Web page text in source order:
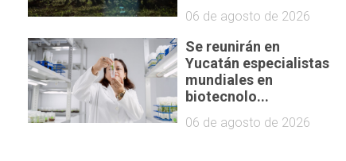
06 de agosto de 2026
Se reunirán en
Yucatán especialistas
mundiales en
biotecnolo...
06 de agosto de 2026